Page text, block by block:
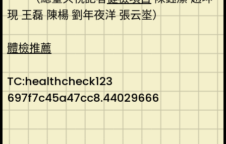
現 王磊 陳楊 劉年夜洋 張云埊）
體檢推薦
TC:healthcheck123
697f7c45a47cc8.44029666